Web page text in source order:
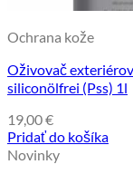
Ochrana kože
Oživovač
siliconölfrei (Pss) 1l
19,00€
Pridať do košíka
Novinky